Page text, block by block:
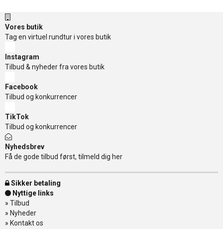
Vores butik
Tag en virtuel rundtur i vores butik
Instagram
Tilbud & nyheder fra vores butik
Facebook
Tilbud og konkurrencer
TikTok
Tilbud og konkurrencer
Nyhedsbrev
Få de gode tilbud først, tilmeld dig her
Sikker betaling
Nyttige links
» Tilbud
» Nyheder
» Kontakt os